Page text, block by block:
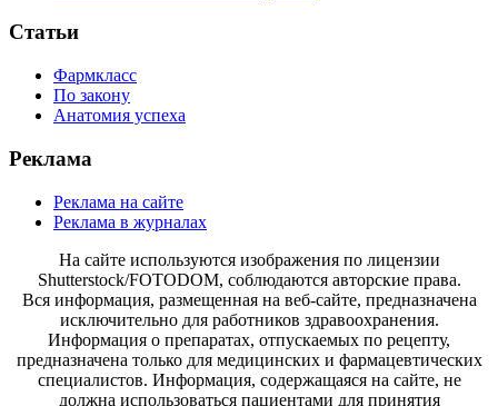
Статьи
Фармкласс
По закону
Анатомия успеха
Реклама
Реклама на сайте
Реклама в журналах
На сайте используются изображения по лицензии
Shutterstock/FOTODOM, соблюдаются авторские права.
Вся информация, размещенная на веб-сайте, предназначена
исключительно для работников здравоохранения.
Информация о препаратах, отпускаемых по рецепту,
предназначена только для медицинских и фармацевтических
специалистов. Информация, содержащаяся на сайте, не
должна использоваться пациентами для принятия